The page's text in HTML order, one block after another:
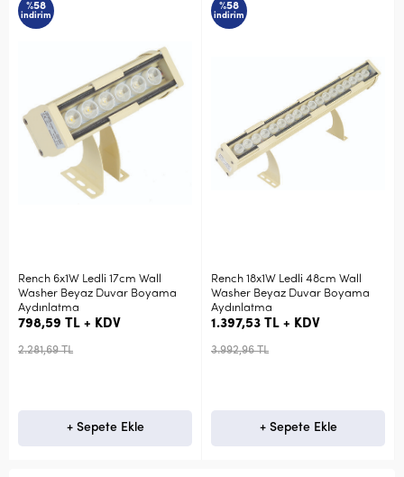
%58
indirim
Rench 6x1W Ledli 17cm Wall
Washer Beyaz Duvar Boyama
Aydınlatma
798,59 TL + KDV
2.281,69 TL
+ Sepete Ekle
%58
indirim
Rench 18x1W Ledli 48cm Wall
Washer Beyaz Duvar Boyama
Aydınlatma
1.397,53 TL + KDV
3.992,96 TL
+ Sepete Ekle